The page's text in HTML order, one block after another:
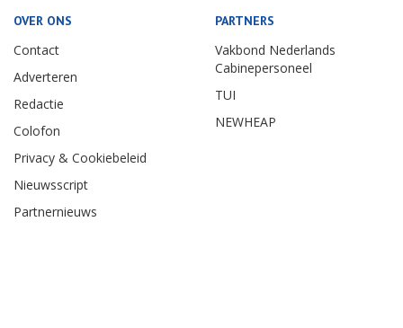
OVER ONS
Contact
Adverteren
Redactie
Colofon
Privacy & Cookiebeleid
Nieuwsscript
Partnernieuws
PARTNERS
Vakbond Nederlands
Cabinepersoneel
TUI
NEWHEAP